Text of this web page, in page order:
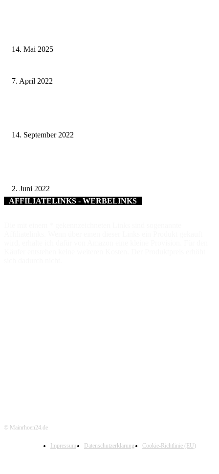
14. Mai 2025
7. April 2022
14. September 2022
2. Juni 2022
AFFILIATELINKS - WERBELINKS
© Mainrhoen24.de
Impressum Datenschutzerklärung Cookie-Richtlinie (EU)